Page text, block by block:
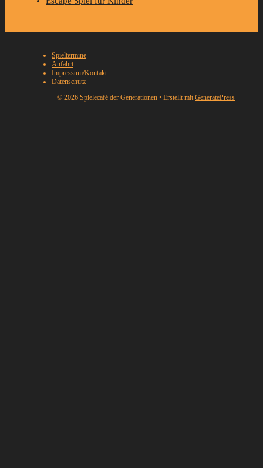
Spieltermine
Anfahrt
Impressum/Kontakt
Datenschutz
© 2026 Spielecafé der Generationen • Erstellt mit GeneratePress